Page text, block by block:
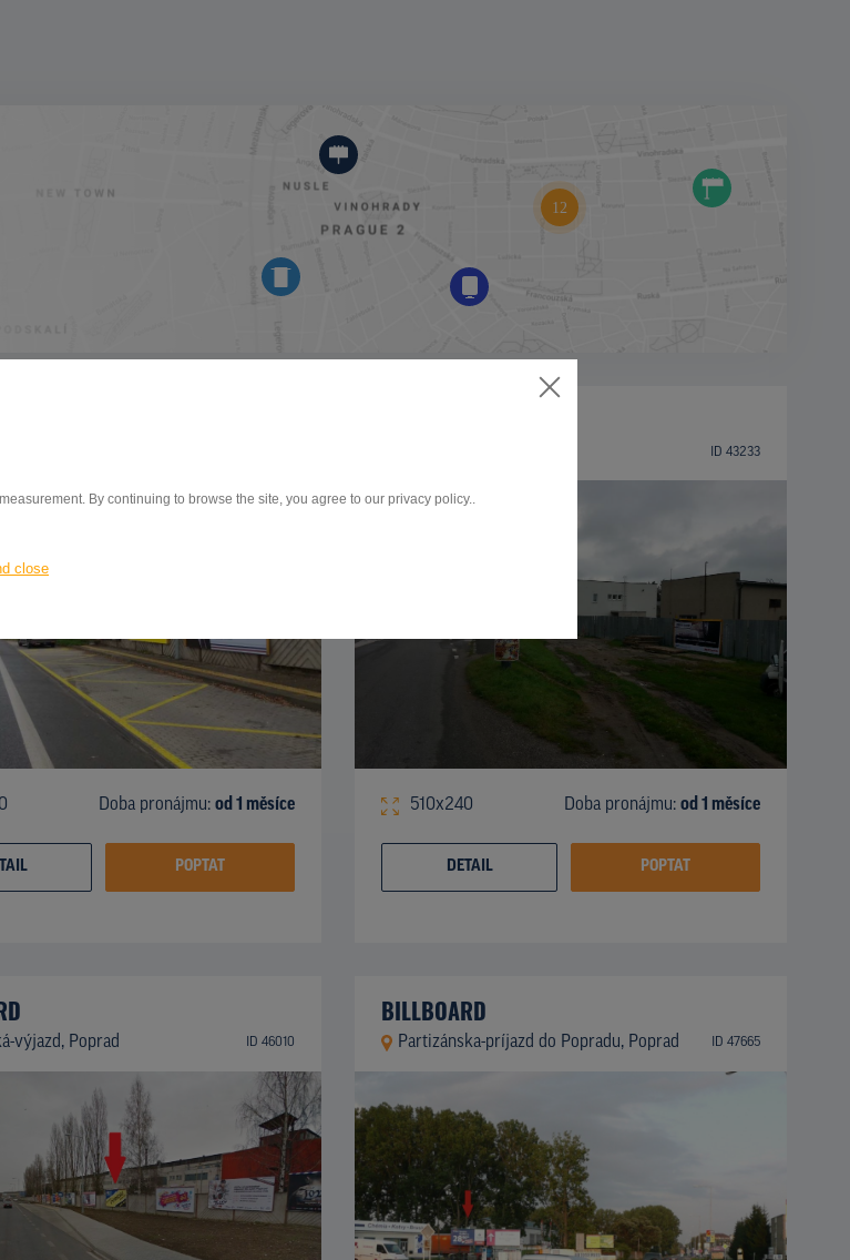
By continuing to browse the site, you agree to our privacy policy..
close
Doba pronájmu: od 1 měsíce
POPTAT
ID 43233
510x240 Doba pronájmu: od 1 měsíce
DETAIL POPTAT
výjazd, Poprad ID 46010
BILLBOARD
Partizánska-príjazd do Popradu, Poprad ID 47665